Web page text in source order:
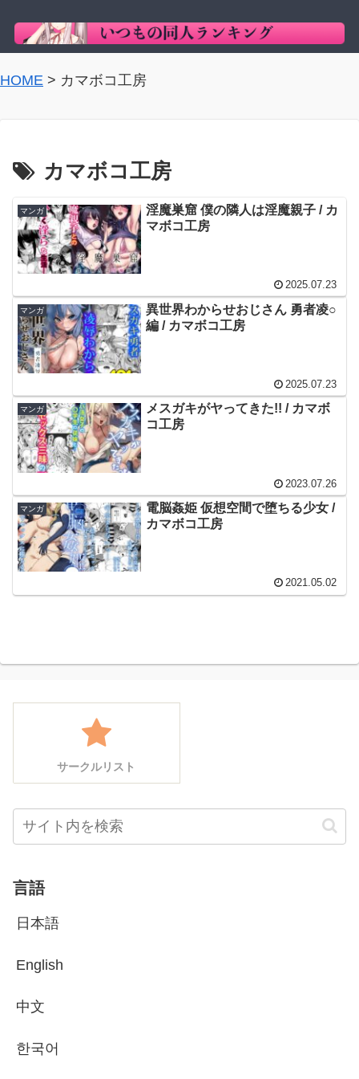
HOME > カマボコ工房
カマボコ工房
マンガ
淫魔巣窟 僕の隣人は淫魔親子 / カ
マボコ工房
2025.07.23
マンガ
異世界わからせおじさん 勇者凌○
編 / カマボコ工房
2025.07.23
マンガ
メスガキがヤってきた!! / カマボ
コ工房
2023.07.26
マンガ
電脳姦姫 仮想空間で堕ちる少女 /
カマボコ工房
2021.05.02
サークルリスト
言語
日本語
English
中文
한국어